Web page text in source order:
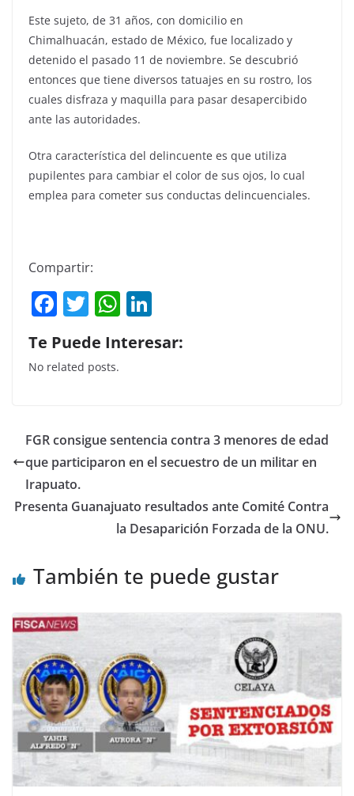
Este sujeto, de 31 años, con domicilio en
Chimalhuacán, estado de México, fue localizado y
detenido el pasado 11 de noviembre. Se descubrió
entonces que tiene diversos tatuajes en su rostro, los
cuales disfraza y maquilla para pasar desapercibido
ante las autoridades.
Otra característica del delincuente es que utiliza
pupilentes para cambiar el color de sus ojos, lo cual
emplea para cometer sus conductas delincuenciales.
Compartir:
F
a
c
e
o
o
k
T
w
itt
er
W
h
at
p
p
k
n
Te Puede Interesar:
No related posts.
FGR consigue sentencia contra 3 menores de edad
que participaron en el secuestro de un militar en
Irapuato.
Presenta Guanajuato resultados ante Comité Contra
la Desaparición Forzada de la ONU.
También te puede gustar